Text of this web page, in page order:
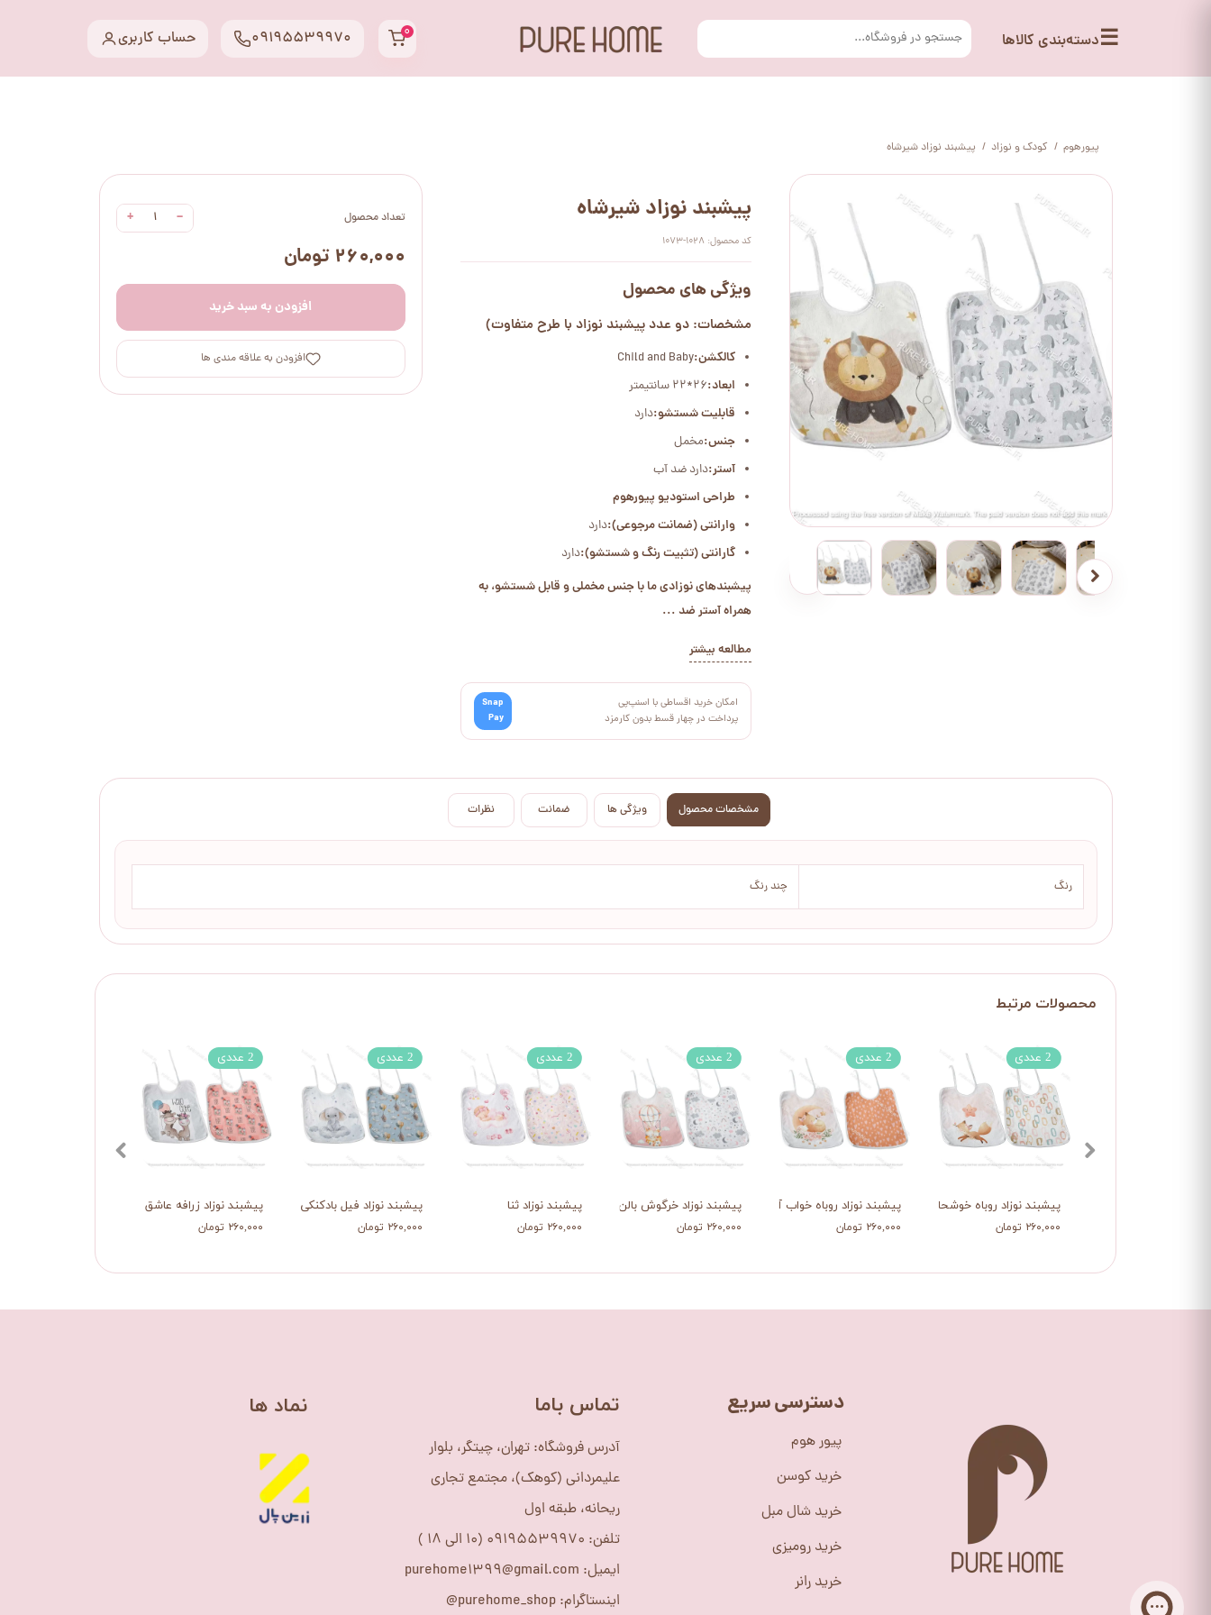
☰دسته‌بندی کالاها ۰ حساب کاربری 09195539970
پیورهوم کودک و نوزاد پیشبند نوزاد شیرشاه
تعداد محصول −
+
۲۶۰,۰۰۰ تومان
افزودن به سبد خرید
افزودن به علاقه مندی ها
پیشبند نوزاد شیرشاه
کد محصول: 1028-1073
ویژگی های محصول
مشخصات: دو عدد پیشبند نوزاد با طرح متفاوت)
کالکشن:Child and Baby
ابعاد:26*22 سانتیمتر
قابلیت شستشو:دارد
جنس:مخمل
آستر:دارد ضد آب
طراحی استودیو پیورهوم
وارانتی (ضمانت مرجوعی):دارد
گارانتی (تثبیت رنگ و شستشو):دارد
پیشبندهای نوزادی ما با جنس مخملی و قابل شستشو، به
همراه آستر ضد ...
مطالعه بیشتر
امکان خرید اقساطی با اسنپ‌پی
پرداخت در چهار قسط بدون کارمزد
Snap
Pay
مشخصات محصول ویژگی ها ضمانت نظرات
رنگ چند رنگ
پیشبند نوزاد زرافه عاشق
۲۶۰,۰۰۰ تومان
2 عددی
پیشبند نوزاد فیل بادکنکی
۲۶۰,۰۰۰ تومان
2 عددی
پیشبند نوزاد ثنا
۲۶۰,۰۰۰ تومان
2 عددی
پیشبند نوزاد خرگوش بالن سوار
۲۶۰,۰۰۰ تومان
2 عددی
پیشبند نوزاد روباه خواب آلود
۲۶۰,۰۰۰ تومان
2 عددی
پیشبند نوزاد روباه خوشحال
۲۶۰,۰۰۰ تومان
2 عددی
پیور هوم
خرید کوسن
خرید شال مبل
خرید رومیزی
خرید رانر
دسترسی سریع ​تماس باما
آدرس فروشگاه: تهران، چیتگر، بلوار
علیمردانی (کوهک)، مجتمع تجاری
ریحانه، طبقه اول
تلفن: 09195539970 (10 الی 18 )
ایمیل: purehome1399@gmail.com
اینستاگرام: purehome_shop@
​نماد ها